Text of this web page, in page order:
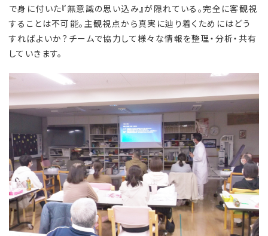
で身に付いた『無意識の思い込み』が隠れている。完全に客観視
することは不可能。主観視点から真実に辿り着くためにはどう
すればよいか？チームで協力して様々な情報を整理・分析・共有
していきます。